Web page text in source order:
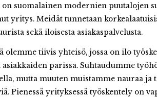
on suomalainen modernien puutalojen
yritys. Meidät tunnetaan
sekä iloisesta asiakaspalvelusta.
olemme tiivis yhteisö, jossa on ilo
asiakkaiden parissa. Suhtaudumme
mutta muuten muistamme nauraa
Pienessä yrityksessä työskentely on